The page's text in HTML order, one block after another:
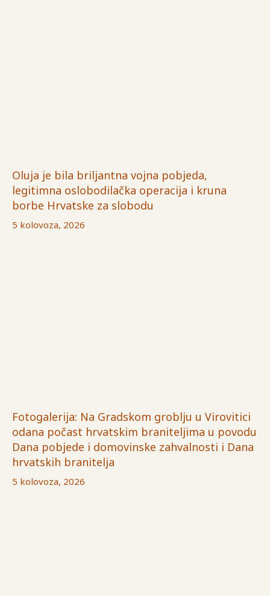
Oluja je bila briljantna vojna pobjeda,
legitimna oslobodilačka operacija i kruna
borbe Hrvatske za slobodu
5 kolovoza, 2026
Fotogalerija: Na Gradskom groblju u Virovitici
odana počast hrvatskim braniteljima u povodu
Dana pobjede i domovinske zahvalnosti i Dana
hrvatskih branitelja
5 kolovoza, 2026